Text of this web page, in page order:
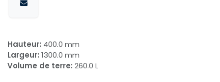
Hauteur: 400.0 mm
Largeur: 1300.0 mm
Volume de terre: 260.0 L